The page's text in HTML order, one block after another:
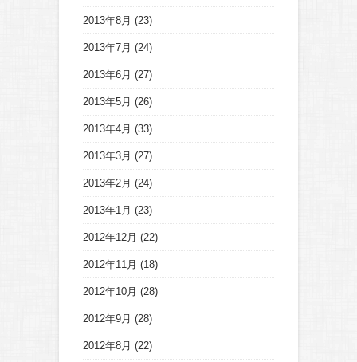
2013年8月 (23)
2013年7月 (24)
2013年6月 (27)
2013年5月 (26)
2013年4月 (33)
2013年3月 (27)
2013年2月 (24)
2013年1月 (23)
2012年12月 (22)
2012年11月 (18)
2012年10月 (28)
2012年9月 (28)
2012年8月 (22)